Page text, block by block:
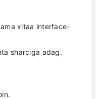
xitaa interface-
sharciga adag.